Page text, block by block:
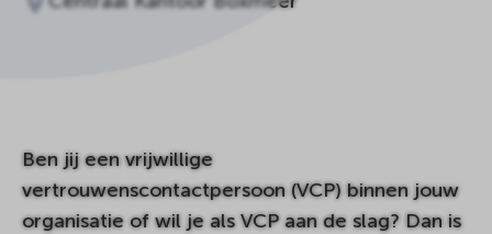
Ben jij een vrijwillige
vertrouwenscontactpersoon (VCP) binnen jouw
organisatie of wil je als VCP aan de slag? Dan is